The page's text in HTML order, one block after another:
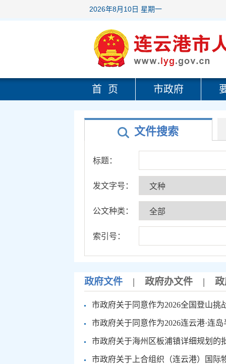
2026年8月10日 星期一
首 页 市政府
文件搜索
标题：
发文字号：
公文种类：
索引号：
政府文件 | 政府办文件 |
市政府关于同意作为2026全国登山挑
市政府关于同意作为2026连云港·连
市政府关于海州区板浦镇详细规划的
市政府关于上合组织（连云港）国际